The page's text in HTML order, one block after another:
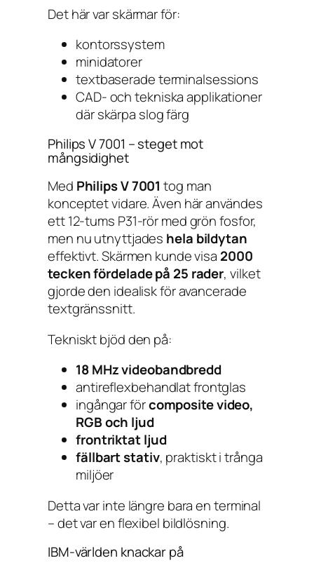
Det här var skärmar för:
kontorssystem
minidatorer
textbaserade terminalsessions
CAD- och tekniska applikationer
där skärpa slog färg
Philips V 7001 – steget mot
mångsidighet
Med Philips V 7001 tog man
konceptet vidare. Även här användes
ett 12-tums P31-rör med grön fosfor,
men nu utnyttjades hela bildytan
effektivt. Skärmen kunde visa 2000
tecken fördelade på 25 rader, vilket
gjorde den idealisk för avancerade
textgränssnitt.
Tekniskt bjöd den på:
18 MHz videobandbredd
antireflexbehandlat frontglas
ingångar förcomposite video,
RGB och ljud
frontriktat ljud
fällbart stativ, praktiskt i trånga
miljöer
Detta var inte längre bara en terminal
– det var en flexibel bildlösning.
IBM-världen knackar på